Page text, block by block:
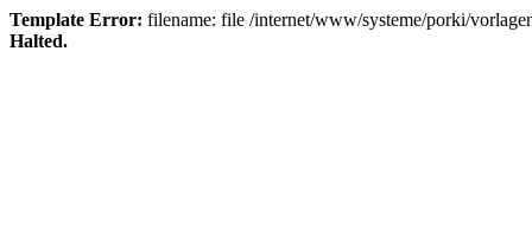
Template Error: filename: file /internet/www/systeme/porki/
Halted.